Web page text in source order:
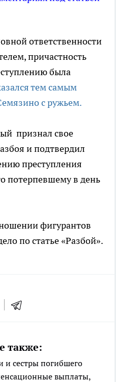
ответственности
причастность
была
тем самым
с ружьем.
признал свое
и подтвердил
преступления
потерпевшему в день
фигурантов
по статье «Разбой».
также:
и сестры погибшего
выплаты,